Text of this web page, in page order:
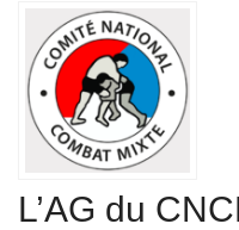
L’AG du